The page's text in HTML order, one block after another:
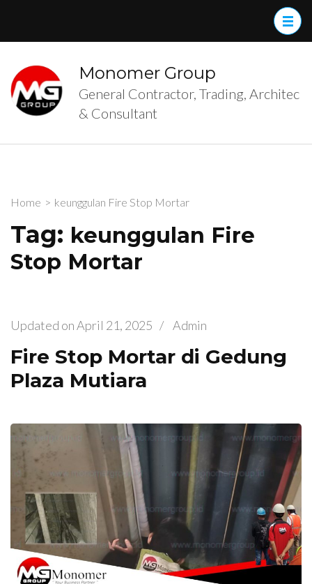
(Press
Enter)
Monomer Group
General Contractor, Trading, Architec
& Consultant
Home > keunggulan Fire Stop Mortar
Tag: keunggulan Fire
Stop Mortar
Updated onApril 21, 2025 / Admin
Fire Stop Mortar di Gedung
Plaza Mutiara